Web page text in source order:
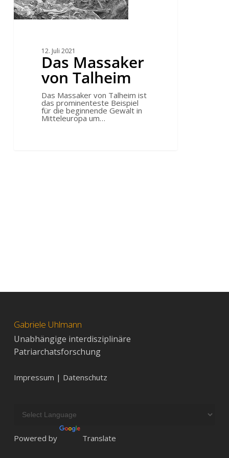
12. Juli 2021
Das Massaker
von Talheim
Das Massaker von Talheim ist
das prominenteste Beispiel
für die beginnende Gewalt in
Mitteleuropa um…
Gabriele Uhlmann
Unabhängige interdisziplinäre
Patriarchatsforschung
Impressum | Datenschutz
Powered by Translate